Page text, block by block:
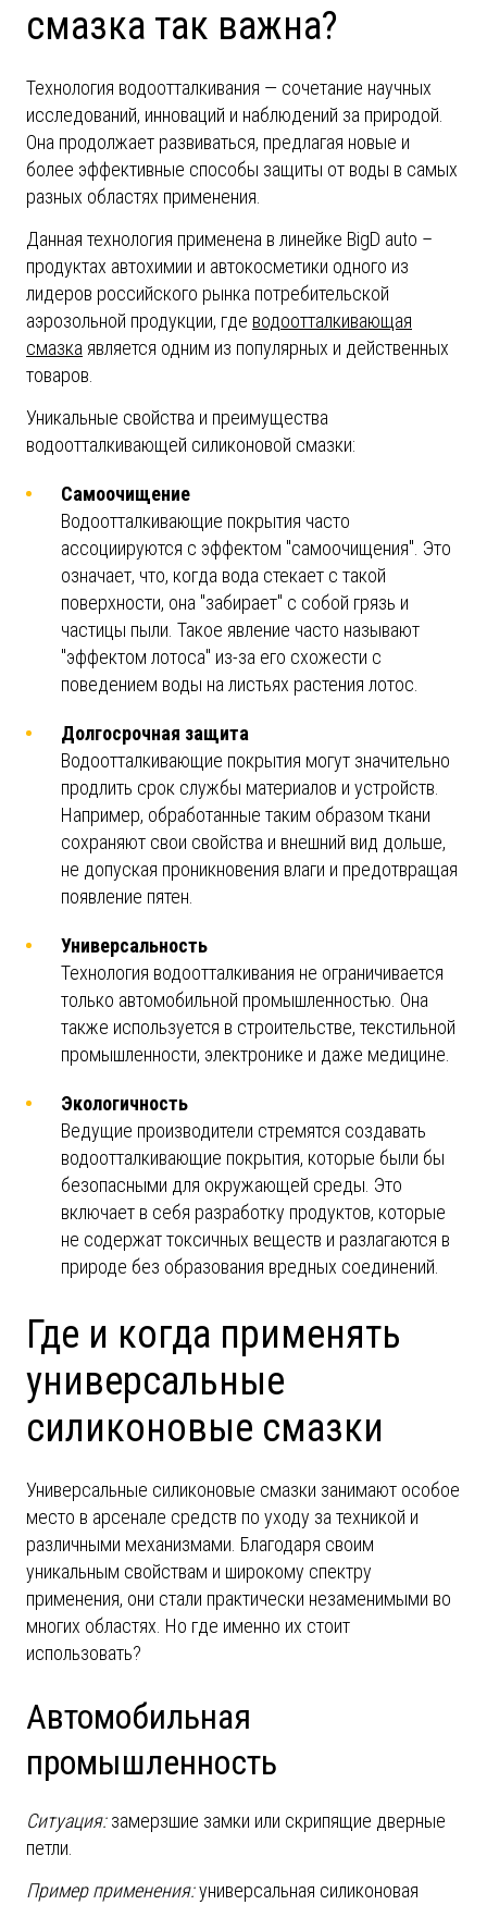
смазка так важна?
Технология водоотталкивания — сочетание научных
исследований, инноваций и наблюдений за природой.
Она продолжает развиваться, предлагая новые и
более эффективные способы защиты от воды в самых
разных областях применения.
Данная технология применена в линейке BigD auto –
продуктах автохимии и автокосметики одного из
лидеров российского рынка потребительской
аэрозольной продукции, где водоотталкивающая
смазка является одним из популярных и действенных
товаров.
Уникальные свойства и преимущества
водоотталкивающей силиконовой смазки:
Самоочищение
Водоотталкивающие покрытия часто
ассоциируются с эффектом "самоочищения". Это
означает, что, когда вода стекает с такой
поверхности, она "забирает" с собой грязь и
частицы пыли. Такое явление часто называют
"эффектом лотоса" из-за его схожести с
поведением воды на листьях растения лотос.
Долгосрочная защита
Водоотталкивающие покрытия могут значительно
продлить срок службы материалов и устройств.
Например, обработанные таким образом ткани
сохраняют свои свойства и внешний вид дольше,
не допуская проникновения влаги и предотвращая
появление пятен.
Универсальность
Технология водоотталкивания не ограничивается
только автомобильной промышленностью. Она
также используется в строительстве, текстильной
промышленности, электронике и даже медицине.
Экологичность
Ведущие производители стремятся создавать
водоотталкивающие покрытия, которые были бы
безопасными для окружающей среды. Это
включает в себя разработку продуктов, которые
не содержат токсичных веществ и разлагаются в
природе без образования вредных соединений.
Где и когда применять
универсальные
силиконовые смазки
Универсальные силиконовые смазки занимают особое
место в арсенале средств по уходу за техникой и
различными механизмами. Благодаря своим
уникальным свойствам и широкому спектру
применения, они стали практически незаменимыми во
многих областях. Но где именно их стоит
использовать?
Автомобильная
промышленность
Ситуация:замерзшие замки или скрипящие дверные
петли.
Пример применения:универсальная силиконовая